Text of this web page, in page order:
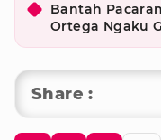
Bantah
Ortega Ngaku
Share :